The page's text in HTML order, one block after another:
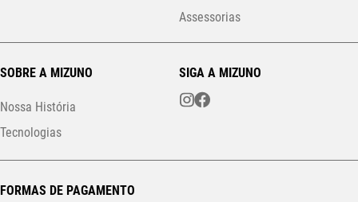
Assessorias
SOBRE A MIZUNO
Nossa História
Tecnologias
SIGA A MIZUNO
FORMAS DE PAGAMENTO